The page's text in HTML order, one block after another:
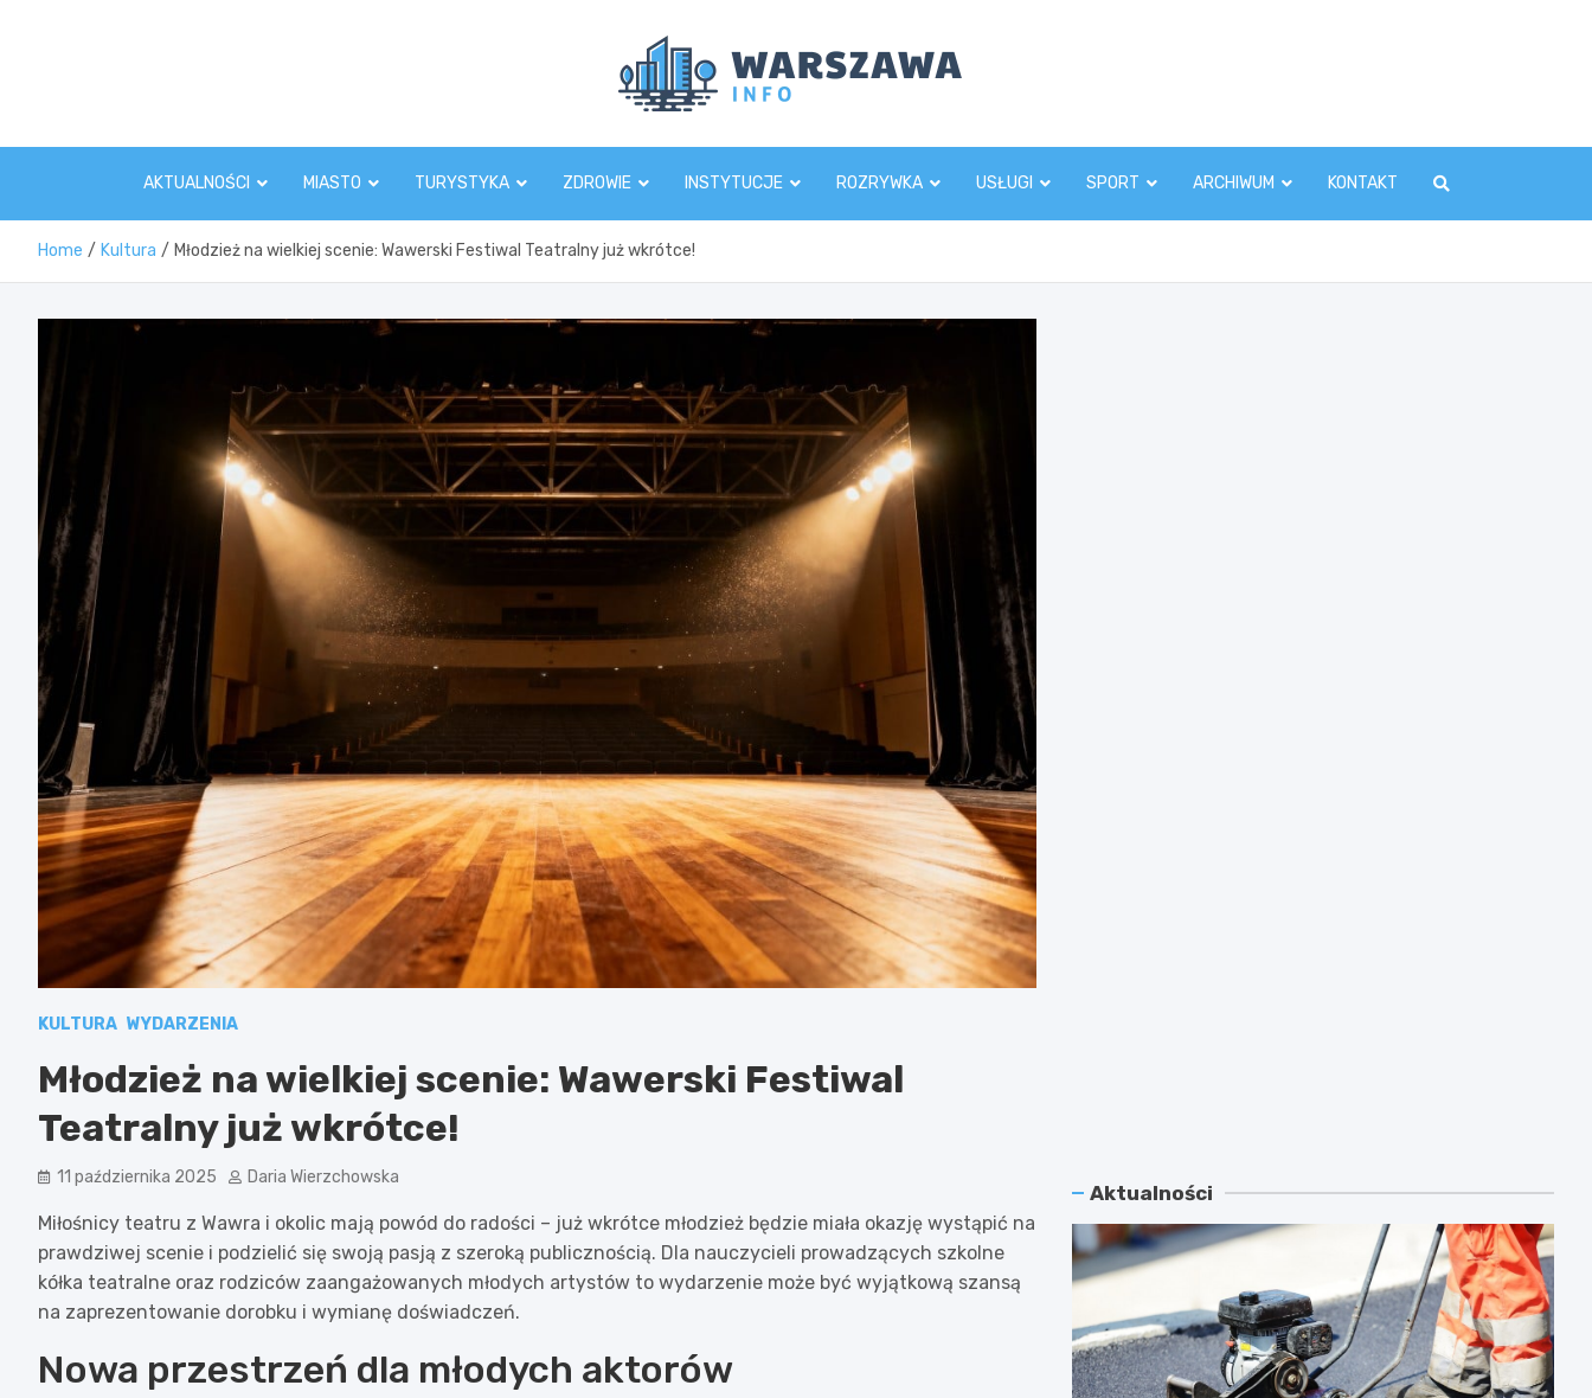
AKTUALNOŚCI MIASTO TURYSTYKA ZDROWIE INSTYTUCJE ROZRYWKA USŁUGI SPORT ARCHIWUM KONTAKT
Home Kultura Młodzież na wielkiej scenie: Wawerski Festiwal Teatralny już wkrótce!
KULTURA WYDARZENIA
Młodzież na wielkiej scenie: Wawerski Festiwal
Teatralny już wkrótce!
11 października 2025 Daria Wierzchowska
Miłośnicy teatru z Wawra i okolic mają powód do radości – już wkrótce młodzież będzie miała okazję wystąpić na
prawdziwej scenie i podzielić się swoją pasją z szeroką publicznością. Dla nauczycieli prowadzących szkolne
kółka teatralne oraz rodziców zaangażowanych młodych artystów to wydarzenie może być wyjątkową szansą
na zaprezentowanie dorobku i wymianę doświadczeń.
Nowa przestrzeń dla młodych aktorów
Aktualności